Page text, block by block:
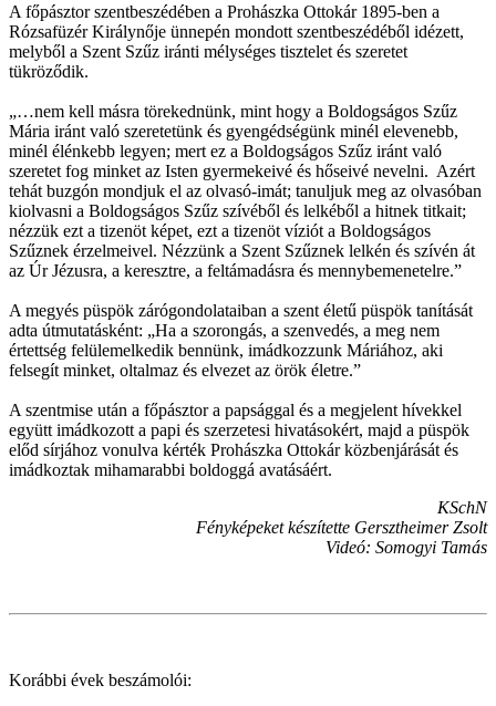
A főpásztor szentbeszédében a Prohászka Ottokár 1895-ben a
Rózsafüzér Királynője ünnepén mondott szentbeszédéből idézett,
melyből a Szent Szűz iránti mélységes tisztelet és szeretet
tükröződik.
„…nem kell másra törekednünk, mint hogy a Boldogságos Szűz
Mária iránt való szeretetünk és gyengédségünk minél elevenebb,
minél élénkebb legyen; mert ez a Boldogságos Szűz iránt való
szeretet fog minket az Isten gyermekeivé és hőseivé nevelni. Azért
tehát buzgón mondjuk el az olvasó-imát; tanuljuk meg az olvasóban
kiolvasni a Boldogságos Szűz szívéből és lelkéből a hitnek titkait;
nézzük ezt a tizenöt képet, ezt a tizenöt víziót a Boldogságos
Szűznek érzelmeivel. Nézzünk a Szent Szűznek lelkén és szívén át
az Úr Jézusra, a keresztre, a feltámadásra és mennybemenetelre.”
A megyés püspök zárógondolataiban a szent életű püspök tanítását
adta útmutatásként: „Ha a szorongás, a szenvedés, a meg nem
értettség felülemelkedik bennünk, imádkozzunk Máriához, aki
felsegít minket, oltalmaz és elvezet az örök életre.”
A szentmise után a főpásztor a papsággal és a megjelent hívekkel
együtt imádkozott a papi és szerzetesi hivatásokért, majd a püspök
előd sírjához vonulva kérték Prohászka Ottokár közbenjárását és
imádkoztak mihamarabbi boldoggá avatásáért.
KSchN
Fényképeket készítette Gersztheimer Zsolt
Videó: Somogyi Tamás
Korábbi évek beszámolói: